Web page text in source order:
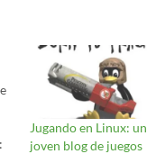
Jugando en Linux: un
joven blog de juegos